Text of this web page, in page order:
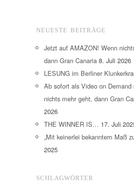
NEUESTE BEITRÄGE
Jetzt auf AMAZON! Wenn
dann Gran Canaria 8. Juli 2026
LESUNG im Berliner
Ab sofort als Video on Demand
nichts mehr geht, dann Gran
2026
THE WINNER IS… 17. Juli
„Mit keinerlei bekanntem Maß
2025
SCHLAGWÖRTER